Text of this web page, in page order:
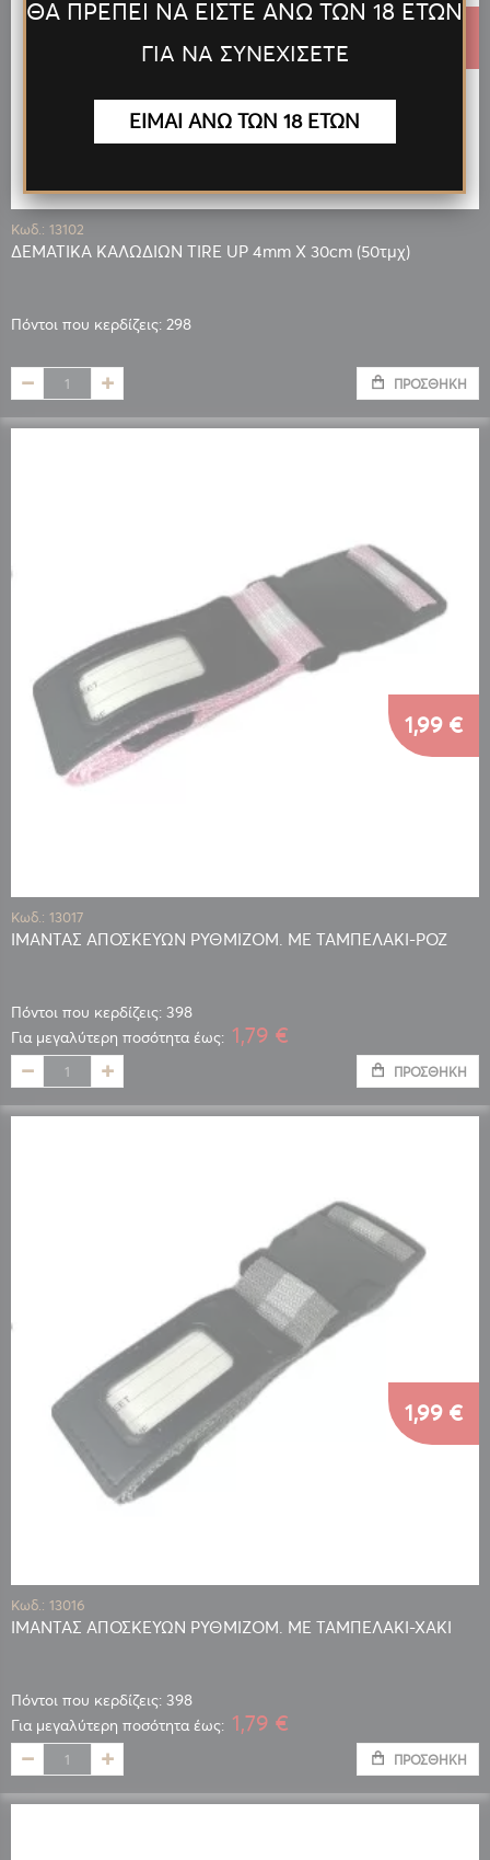
Κωδ.: 13102
ΔΕΜΑΤΙΚΑ ΚΑΛΩΔΙΩΝ TIRE UP 4mm X 30cm (50τμχ)
Πόντοι που κερδίζεις: 298
ΠΡΟΣΘΉΚΗ
Κωδ.: 13017
ΙΜΑΝΤΑΣ ΑΠΟΣΚΕΥΩΝ ΡΥΘΜΙΖΟΜ. ΜΕ ΤΑΜΠΕΛΑΚΙ-ΡΟΖ
Πόντοι που κερδίζεις: 398
1,99 €
Για μεγαλύτερη ποσότητα έως: 1,79 €
ΠΡΟΣΘΉΚΗ
Κωδ.: 13016
ΙΜΑΝΤΑΣ ΑΠΟΣΚΕΥΩΝ ΡΥΘΜΙΖΟΜ. ΜΕ ΤΑΜΠΕΛΑΚΙ-ΧΑΚΙ
Πόντοι που κερδίζεις: 398
1,99 €
Για μεγαλύτερη ποσότητα έως: 1,79 €
ΠΡΟΣΘΉΚΗ
ΘΑ ΠΡΕΠΕΙ ΝΑ ΕΙΣΤΕ ΑΝΩ ΤΩΝ 18 ΕΤΩΝ
ΓΙΑ ΝΑ ΣΥΝΕΧΙΣΕΤΕ
ΕΙΜΑΙ ΑΝΩ ΤΩΝ 18 ΕΤΩΝ